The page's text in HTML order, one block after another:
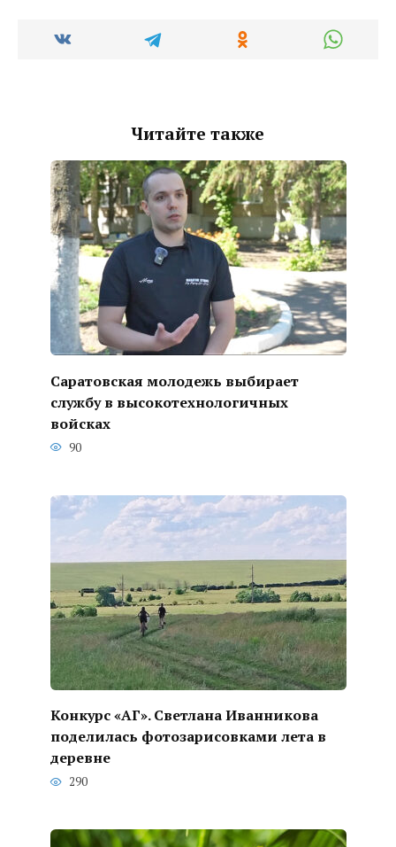
Читайте также
Саратовская молодежь выбирает
службу в высокотехнологичных
войсках
90
Конкурс «АГ». Светлана Иванникова
поделилась фотозарисовками лета в
деревне
290